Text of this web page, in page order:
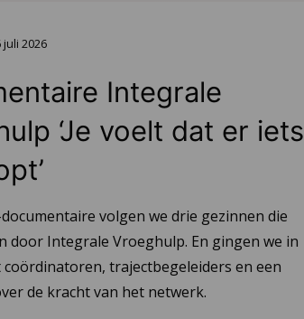
juli 2026
Integrale
‘Je voelt dat er iets
volgen we drie gezinnen die
door Integrale Vroeghulp. En gingen we in
trajectbegeleiders en een
de kracht van het netwerk.